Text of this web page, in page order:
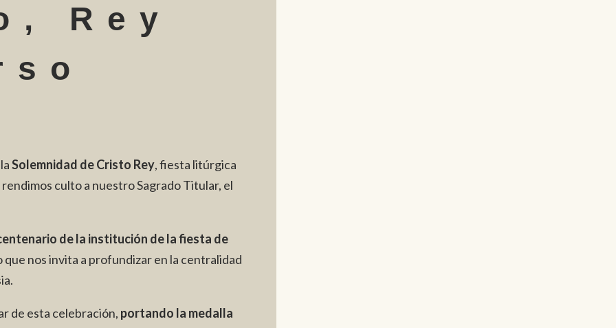
Rey
laSolemnidad de Cristo Rey, fiesta litúrgica
culto a nuestro Sagrado Titular, el
de la institución de la fiesta de
que nos invita a profundizar en la centralidad
de esta celebración, portando la medalla